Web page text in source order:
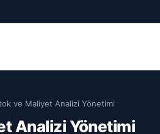
ve Maliyet Analizi Yönetimi
Analizi Yönetimi